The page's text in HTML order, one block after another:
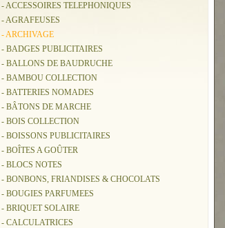
- ACCESSOIRES TELEPHONIQUES
- AGRAFEUSES
- ARCHIVAGE
- BADGES PUBLICITAIRES
- BALLONS DE BAUDRUCHE
- BAMBOU COLLECTION
- BATTERIES NOMADES
- BÂTONS DE MARCHE
- BOIS COLLECTION
- BOISSONS PUBLICITAIRES
- BOÎTES A GOÛTER
- BLOCS NOTES
- BONBONS, FRIANDISES & CHOCOLATS
- BOUGIES PARFUMEES
- BRIQUET SOLAIRE
- CALCULATRICES